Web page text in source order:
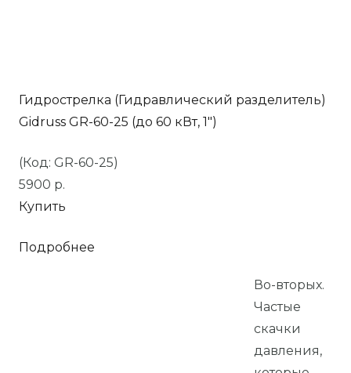
Гидрострелка (Гидравлический разделитель)
Gidruss GR-60-25 (до 60 кВт, 1″)
(Код: GR-60-25)
5900 р.
Купить
Подробнее
Во-вторых.
Частые
скачки
давления,